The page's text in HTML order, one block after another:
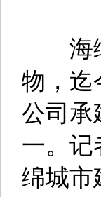
海绵
物，
公司
一。
绵城市